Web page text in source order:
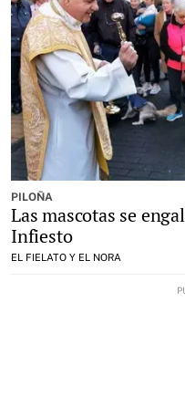
PILOÑA
Las mascotas se
Infiesto
EL FIELATO Y EL NORA